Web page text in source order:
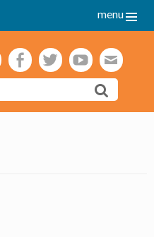
menu
facebooktwitteryoutube